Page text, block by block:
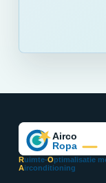
Ruimte-Optimalisatie
Airconditioning